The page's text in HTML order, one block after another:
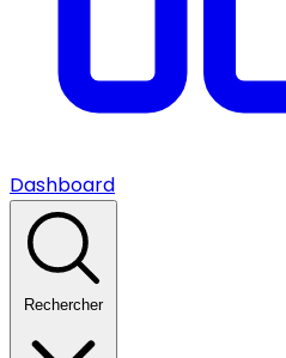
Dashboard
Rechercher